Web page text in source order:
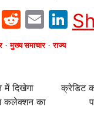
Twitter
Reddit
Email
मुख्य समाचार राज्य
में दिखेगा
कलेक्शन का
क्रेडिट